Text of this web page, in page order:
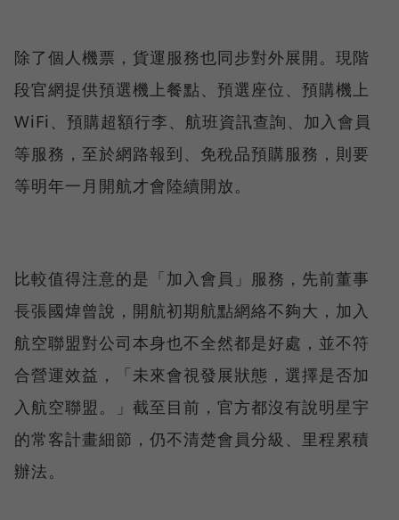
除了個人機票，貨運服務也同步對外展開。現階
段官網提供預選機上餐點、預選座位、預購機上
WiFi、預購超額行李、航班資訊查詢、加入會員
等服務，至於網路報到、免稅品預購服務，則要
等明年一月開航才會陸續開放。
比較值得注意的是「加入會員」服務，先前董事
長張國煒曾說，開航初期航點網絡不夠大，加入
航空聯盟對公司本身也不全然都是好處，並不符
合營運效益，「未來會視發展狀態，選擇是否加
入航空聯盟。」截至目前，官方都沒有說明星宇
的常客計畫細節，仍不清楚會員分級、里程累積
辦法。